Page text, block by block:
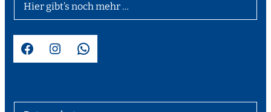
Hier gibt’s noch mehr …
Facebook Instagram WhatsApp